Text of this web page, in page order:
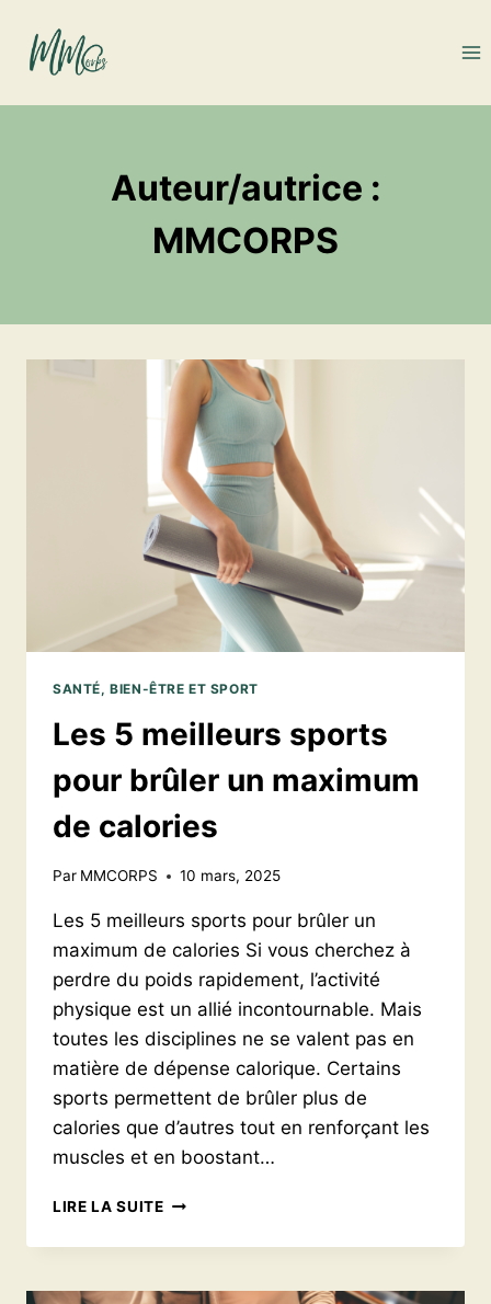
contenu
Auteur/autrice :
MMCORPS
SANTÉ, BIEN-ÊTRE ET SPORT
Les 5 meilleurs sports
pour brûler un maximum
de calories
Par MMCORPS 10 mars, 2025
Les 5 meilleurs sports pour brûler un
maximum de calories Si vous cherchez à
perdre du poids rapidement, l’activité
physique est un allié incontournable. Mais
toutes les disciplines ne se valent pas en
matière de dépense calorique. Certains
sports permettent de brûler plus de
calories que d’autres tout en renforçant les
muscles et en boostant…
LIRE LA SUITELES
MEILLEURS
POUR